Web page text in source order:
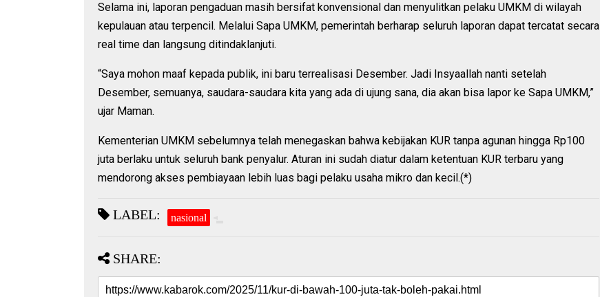
Selama ini, laporan pengaduan masih bersifat konvensional dan menyulitkan pelaku UMKM di wilayah
kepulauan atau terpencil. Melalui Sapa UMKM, pemerintah berharap seluruh laporan dapat tercatat secara
real time dan langsung ditindaklanjuti.
“Saya mohon maaf kepada publik, ini baru terrealisasi Desember. Jadi Insyaallah nanti setelah
Desember, semuanya, saudara-saudara kita yang ada di ujung sana, dia akan bisa lapor ke Sapa UMKM,”
ujar Maman.
Kementerian UMKM sebelumnya telah menegaskan bahwa kebijakan KUR tanpa agunan hingga Rp100
juta berlaku untuk seluruh bank penyalur. Aturan ini sudah diatur dalam ketentuan KUR terbaru yang
mendorong akses pembiayaan lebih luas bagi pelaku usaha mikro dan kecil.(*)
LABEL: nasional
SHARE: